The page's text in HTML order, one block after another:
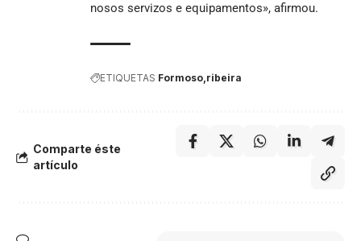
nosos servizos e equipamentos», afirmou.
ETIQUETAS Formoso ribeira
Comparte éste
artículo